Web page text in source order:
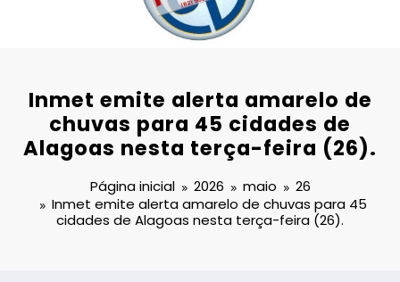
Inmet emite alerta amarelo de
chuvas para 45 cidades de
Alagoas nesta terça-feira (26).
Página inicial 2026 maio
26
Inmet emite alerta amarelo de chuvas para 45
cidades de Alagoas nesta terça-feira (26).